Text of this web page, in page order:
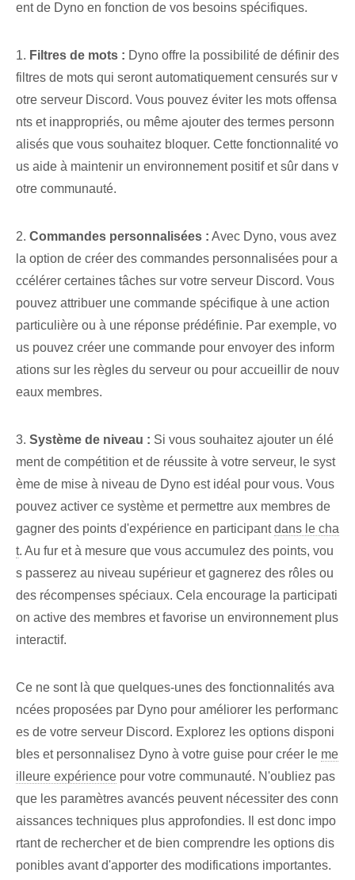
ent de Dyno en fonction de vos besoins spécifiques.
1. Filtres de mots : Dyno⁣ offre la possibilité de définir des
filtres de mots qui seront automatiquement censurés sur v
otre serveur Discord. Vous pouvez éviter les mots offensa
nts et inappropriés, ou même ajouter des termes personn
alisés que vous souhaitez bloquer. Cette fonctionnalité vo
us aide à maintenir un environnement positif et sûr dans v
otre communauté.
2. Commandes personnalisées : Avec​ Dyno, vous avez
la ⁢option⁤ de créer des commandes personnalisées‍ pour a
ccélérer certaines‌ tâches sur votre serveur Discord. Vous
pouvez attribuer une commande spécifique⁢ à une action
particulière ou à une réponse prédéfinie. Par exemple, vo
us pouvez créer une commande pour envoyer des inform
ations sur les règles du serveur ou pour accueillir de nouv
eaux membres.
3. Système de niveau : Si vous souhaitez ajouter un élé
ment de compétition et de réussite à votre serveur, le syst
ème de mise à niveau de Dyno est idéal pour vous. Vous
pouvez activer ce système et permettre aux membres de
gagner des points d'expérience en participantdans le cha
t. Au fur et à mesure que vous accumulez des points, vou
s passerez au niveau supérieur et gagnerez des rôles ou
des récompenses spéciaux. Cela encourage la participati
on active des membres et favorise un environnement plus
interactif.
Ce ne sont là que quelques-unes des fonctionnalités ava
ncées proposées par Dyno pour améliorer les performanc
es de votre serveur Discord. Explorez les options disponi
bles et personnalisez Dyno à votre guise pour créer le me
illeure expérience pour votre communauté. N'oubliez pas
que les paramètres avancés peuvent nécessiter des conn
aissances techniques plus approfondies. Il est donc impo
rtant de rechercher et de bien comprendre les options dis
ponibles avant d'apporter des modifications importantes.